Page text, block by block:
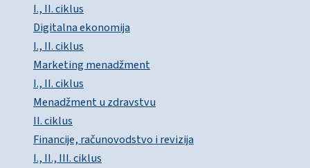
I., II. ciklus
Digitalna ekonomija
I., II. ciklus
Marketing menadžment
I., II. ciklus
Menadžment u zdravstvu
II. ciklus
Financije, računovodstvo i revizija
I., II., III. ciklus